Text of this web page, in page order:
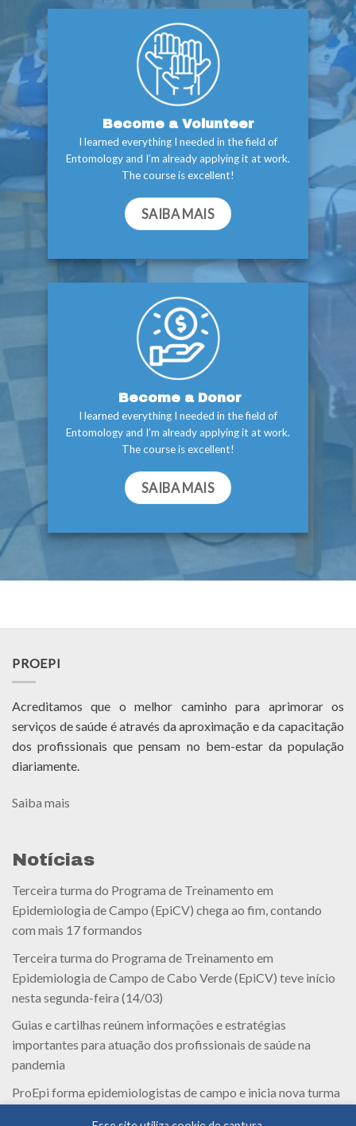
Become a Volunteer
I learned everything I needed in the field of
Entomology and I’m already applying it at work.
The course is excellent!
SAIBA MAIS
Become a Donor
I learned everything I needed in the field of
Entomology and I’m already applying it at work.
The course is excellent!
SAIBA MAIS
PROEPI
Acreditamos que o melhor caminho para aprimorar os
serviços de saúde é através da aproximação e da capacitação
dos profissionais que pensam no bem-estar da população
diariamente.
Saiba mais
Notícias
Terceira turma do Programa de Treinamento em
Epidemiologia de Campo (EpiCV) chega ao fim, contando
com mais 17 formandos
Terceira turma do Programa de Treinamento em
Epidemiologia de Campo de Cabo Verde (EpiCV) teve início
nesta segunda-feira (14/03)
Guias e cartilhas reúnem informações e estratégias
importantes para atuação dos profissionais de saúde na
pandemia
ProEpi forma epidemiologistas de campo e inicia nova turma